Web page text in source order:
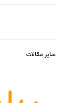
سایر مقالات